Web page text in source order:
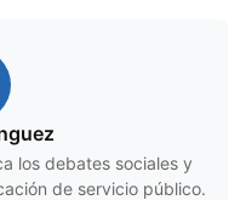
los debates sociales y
de servicio público.